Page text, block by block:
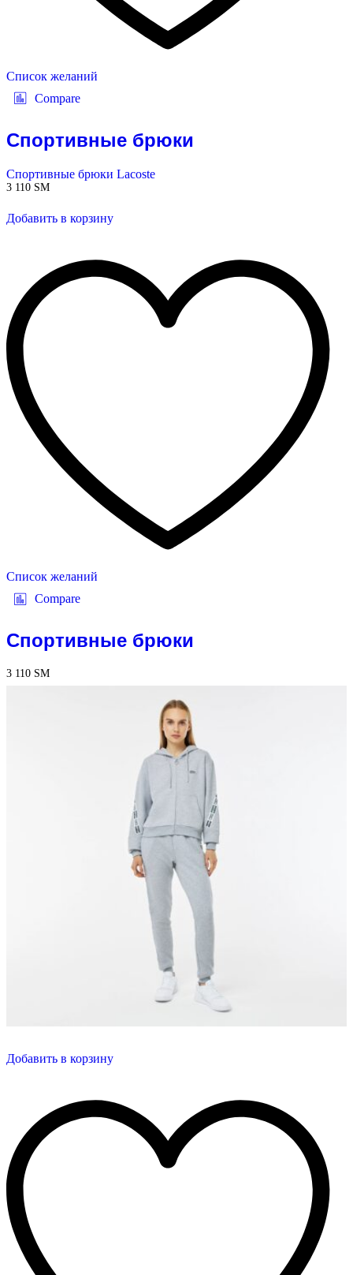
Список желаний
Compare
Спортивные брюки
Спортивные брюки Lacoste
3 110 ЅМ
Добавить в корзину
Список желаний
Compare
Спортивные брюки
3 110 ЅМ
Добавить в корзину